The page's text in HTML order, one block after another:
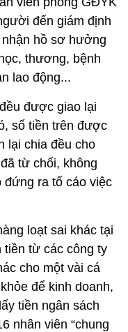
đến giám định
hồ sơ hưởng
thương, bệnh
lao động...
được giao lại
số tiền trên được
lại chia đều cho
từ chối, không
đứng ra tố cáo việc
loạt sai khác tại
tiền từ các công ty
cho một vài cá
để kinh doanh,
tiền ngân sách
nhân viên “chung